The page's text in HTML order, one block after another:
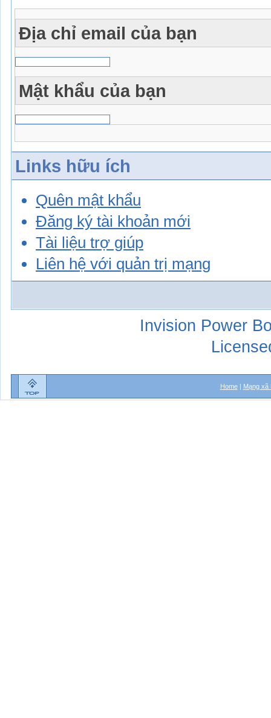
Địa chỉ email của bạn
Mật khẩu của bạn
Links hữu ích
Quên mật khẩu
Đăng ký tài khoản mới
Tài liệu trợ giúp
Liên hệ với quản trị mạng
Invision Power
Home| Mạng xã